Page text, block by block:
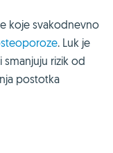
koje svakodnevno
. Luk je
smanjuju rizik od
postotka